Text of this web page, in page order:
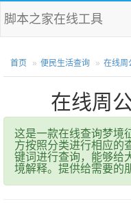
脚本之家在线工具
首页 便民生活查询 在线周
在线周
这是一款在线查询梦境
方按照分类进行相应的
键词进行查询，能够给
境解释。提供给需要的